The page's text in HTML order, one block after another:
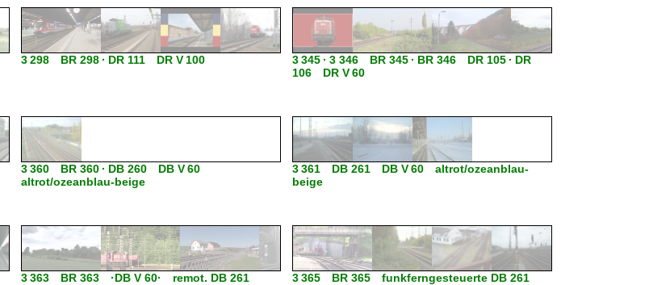
3 298 BR 298 · DR 111 DR V 100
3 345 · 3 346 BR 345 · BR 346 DR 105 · DR
106 DR V 60
3 360 BR 360 · DB 260 DB V 60
altrot/ozeanblau-beige
3 361 DB 261 DB V 60 altrot/ozeanblau-
beige
3 363 BR 363 ·DB V 60· remot. DB 261 3 365 BR 365 funkferngesteuerte DB 261